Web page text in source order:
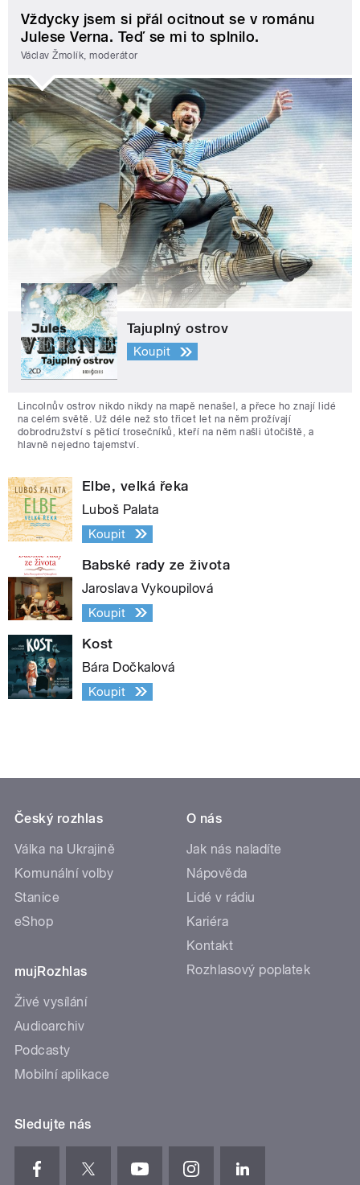
Vždycky jsem si přál ocitnout se v románu
Julese Verna. Teď se mi to splnilo.
Václav Žmolík, moderátor
Tajuplný ostrov
Koupit
Lincolnův ostrov nikdo nikdy na mapě nenašel, a přece ho znají lidé
na celém světě. Už déle než sto třicet let na něm prožívají
dobrodružství s pěticí trosečníků, kteří na něm našli útočiště, a
hlavně nejedno tajemství.
Elbe, velká řeka
Luboš Palata
Koupit
Babské rady ze života
Jaroslava Vykoupilová
Koupit
Kost
Bára Dočkalová
Koupit
Český rozhlas
Válka na Ukrajině
Komunální volby
Stanice
eShop
mujRozhlas
Živé vysílání
Audioarchiv
Podcasty
Mobilní aplikace
O nás
Jak nás naladíte
Nápověda
Lidé v rádiu
Kariéra
Kontakt
Rozhlasový poplatek
Sledujte nás